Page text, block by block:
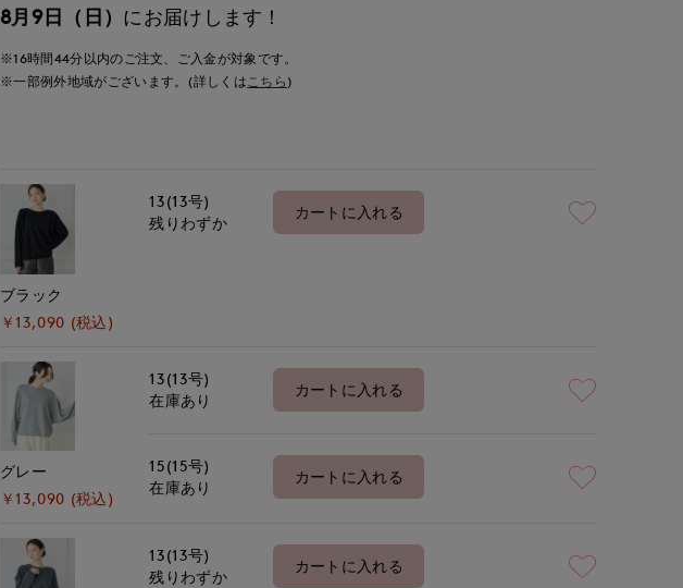
8月9日（日） にお届けします！
※16時間44分以内のご注文、ご入金が対象です。
※一部例外地域がございます。(詳しくはこちら )
ブラック
￥13,090 (税込)
13(13号)
残りわずか
カートに入れる
グレー
￥13,090 (税込)
13(13号)
在庫あり
カートに入れる
15(15号)
在庫あり
カートに入れる
13(13号)
残りわずか
カートに入れる